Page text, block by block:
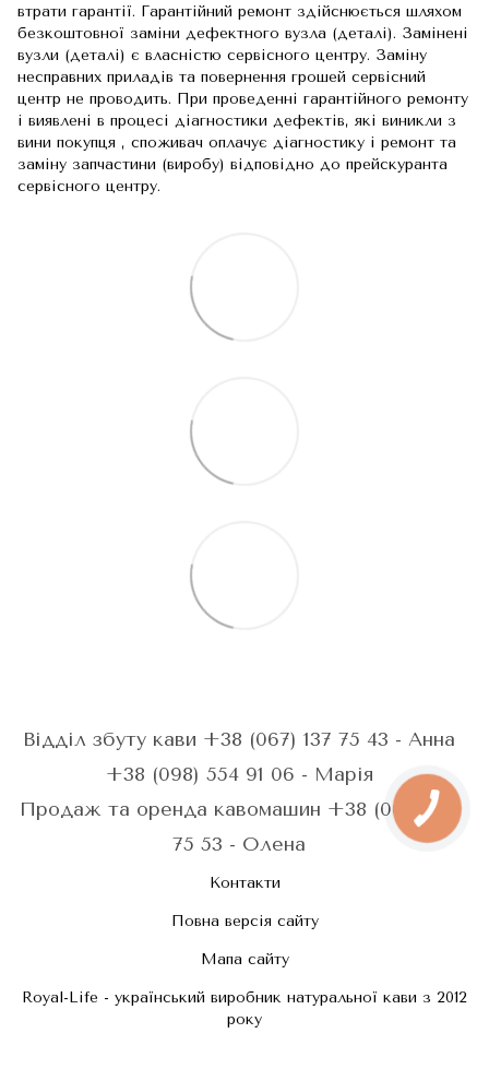
втрати гарантії. Гарантійний ремонт здійснюється шляхом
безкоштовної заміни дефектного вузла (деталі). Замінені
вузли (деталі) є власністю сервісного центру. Заміну
несправних приладів та повернення грошей сервісний
центр не проводить. При проведенні гарантійного ремонту
і виявлені в процесі діагностики дефектів, які виникли з
вини покупця , споживач оплачує діагностику і ремонт та
заміну запчастини (виробу) відповідно до прейскуранта
сервісного центру.
Відділ збуту кави +38 (067) 137 75 43 - Анна
+38 (098) 554 91 06 - Марія
Продаж та оренда кавомашин +38 (067) 287
75 53 - Олена
Контакти
Повна версія сайту
Мапа сайту
Royal-Life - український виробник натуральної кави з 2012
року